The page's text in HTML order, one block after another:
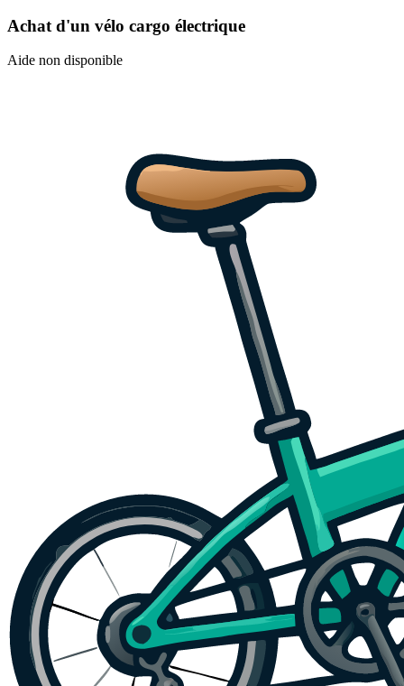
Achat d'un vélo cargo électrique
Aide non disponible